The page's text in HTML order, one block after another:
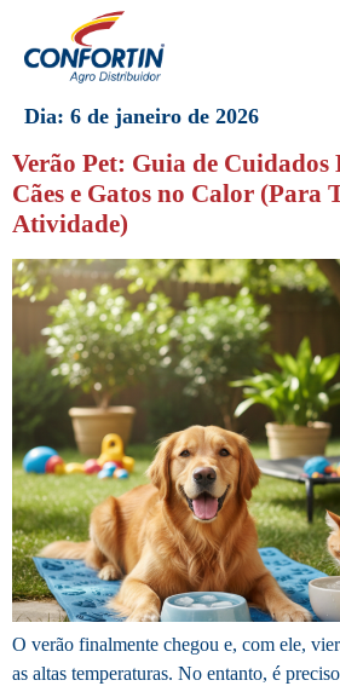
Dia: 6 de janeiro de 2026
Verão Pet: Guia de Cuidados
Cães e Gatos no Calor (Para
Atividade)
O verão finalmente chegou e, com ele,
as altas temperaturas. No entanto, é